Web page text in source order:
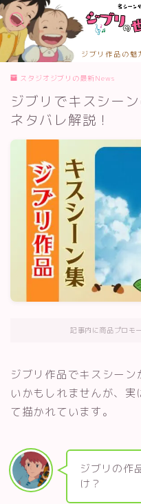
ジブリ作品の魅
MENU
お問合せ
カテゴリー
サイトマップ
メディアコンテンツポリ
運営者情報
スタジオジブリの最新News
ジブリでキスシー
ネタバレ解説！
記事内に商品プロモ
ジブリ作品でキスシー
いかもしれませんが、
て描かれています。
ジブリの作
け？